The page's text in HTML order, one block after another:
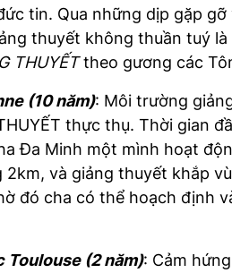
tin. Qua những dịp gặp
thuyết không thuần tuý
THUYẾTtheo gương các
(10 năm): Môi trường
thực thụ. Thời gian
Đa Minh một mình hoạt
2km, và giảng thuyết khắp
đó cha có thể hoạch định
Toulouse (2 năm): Cảm